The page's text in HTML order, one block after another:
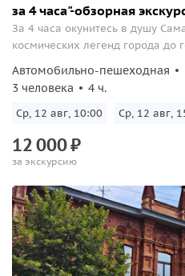
за 4 часа"-обзорная
За 4 часа окунитесь в душу
космических легенд города до
Автомобильно-пешеходная
3 человека
4 ч.
Ср, 12 авг, 10:00 Ср, 12 авг,
12000₽
за экскурсию